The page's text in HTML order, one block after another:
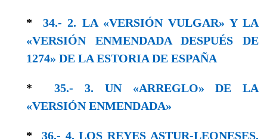
*34.- 2. LA «VERSIÓN VULGAR» Y LA
«VERSIÓN ENMENDADA DESPUÉS DE
1274» DE LA ESTORIA DE ESPAÑA
*35.- 3. UN «ARREGLO» DE LA
«VERSIÓN ENMENDADA»
* 36.- 4. LOS REYES ASTUR-LEONESES.